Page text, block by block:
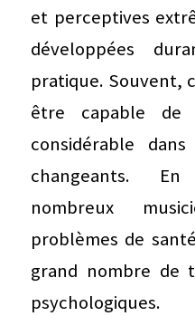
et perceptives
développées
pratique. Souvent,
être capable de
considérable
changeants.
nombreux
problèmes de
grand nombre de
psychologiques.